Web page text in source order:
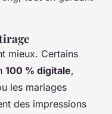
mieux. Certains
100 % digitale,
les mariages
des impressions